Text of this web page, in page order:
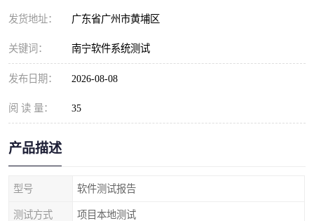
发货地址： 广东省广州市黄埔区
关键词： 南宁软件系统测试
发布日期： 2026-08-08
阅 读 量： 35
产品描述
型号 软件测试报告
测试方式 项目本地测试